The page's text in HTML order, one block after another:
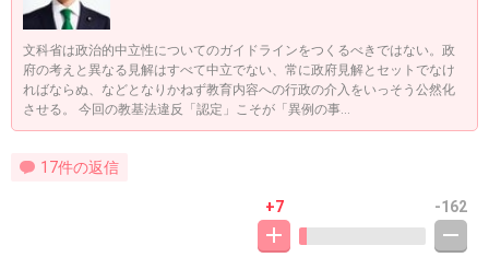
文科省は政治的中立性についてのガイドラインをつくるべきではない。政
府の考えと異なる見解はすべて中立でない、常に政府見解とセットでなけ
ればならぬ、などとなりかねず教育内容への行政の介入をいっそう公然化
させる。 今回の教基法違反「認定」こそが「異例の事...
17件の返信
+7 -162